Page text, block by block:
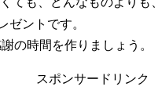
ゼントです。
の時間を作りましょう。
スポンサードリンク